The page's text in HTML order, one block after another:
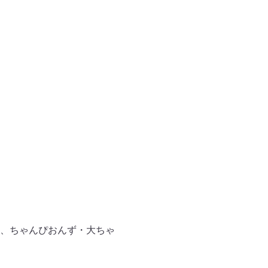
ちゃんぴおんず・大ちゃ